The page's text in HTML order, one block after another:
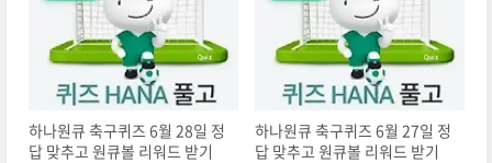
하나원큐 축구퀴즈 6월 28일 정
답 맞추고 원큐볼 리워드 받기
하나원큐 축구퀴즈 6월 27일 정
답 맞추고 원큐볼 리워드 받기